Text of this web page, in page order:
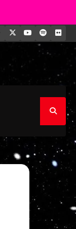
a Argentina en
YOUTUBE
SPOTIFY